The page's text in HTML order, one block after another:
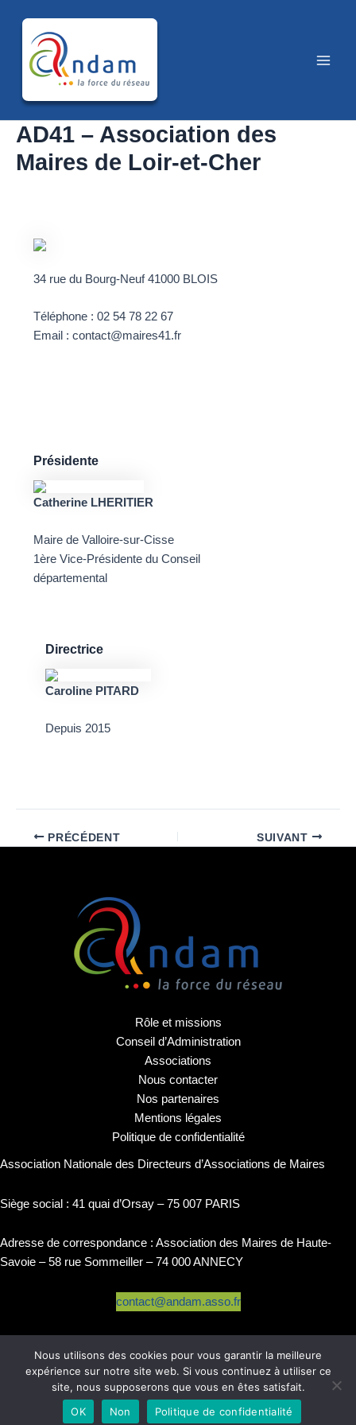
contenu
AD41 – Association des
Maires de Loir-et-Cher
34 rue du Bourg-Neuf 41000 BLOIS
Téléphone : 02 54 78 22 67
Email : contact@maires41.fr
Présidente
Catherine LHERITIER
Maire de Valloire-sur-Cisse
1ère Vice-Présidente du Conseil
départemental
Directrice
Caroline PITARD
Depuis 2015
PRÉCÉDENT SUIVANT
Rôle et missions
Conseil d’Administration
Associations
Nous contacter
Nos partenaires
Mentions légales
Politique de confidentialité
Association Nationale des Directeurs d’Associations de Maires
Siège social : 41 quai d’Orsay – 75 007 PARIS
Adresse de correspondance : Association des Maires de Haute-
Savoie – 58 rue Sommeiller – 74 000 ANNECY
contact@andam.asso.fr
Copyright © 2026 ANDAM
Nous utilisons des cookies pour vous garantir la meilleure
expérience sur notre site web. Si vous continuez à utiliser ce
site, nous supposerons que vous en êtes satisfait.
OK
Non Politique de confidentialité